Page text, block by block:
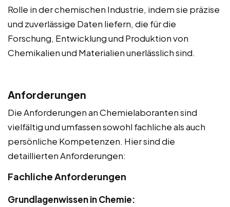
Rolle in der chemischen Industrie, indem sie präzise
und zuverlässige Daten liefern, die für die
Forschung, Entwicklung und Produktion von
Chemikalien und Materialien unerlässlich sind.
Anforderungen
Die Anforderungen an Chemielaboranten sind
vielfältig und umfassen sowohl fachliche als auch
persönliche Kompetenzen. Hier sind die
detaillierten Anforderungen:
Fachliche Anforderungen
Grundlagenwissen in Chemie: